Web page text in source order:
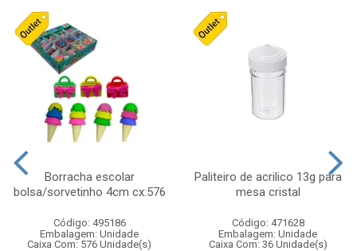
Borracha escolar
bolsa/sorvetinho 4cm cx:576
Código: 495186
Embalagem: Unidade
Caixa Com: 576 Unidade(s)
Paliteiro de acrilico 13g para
mesa cristal
Código: 471628
Embalagem: Unidade
Caixa Com: 36 Unidade(s)